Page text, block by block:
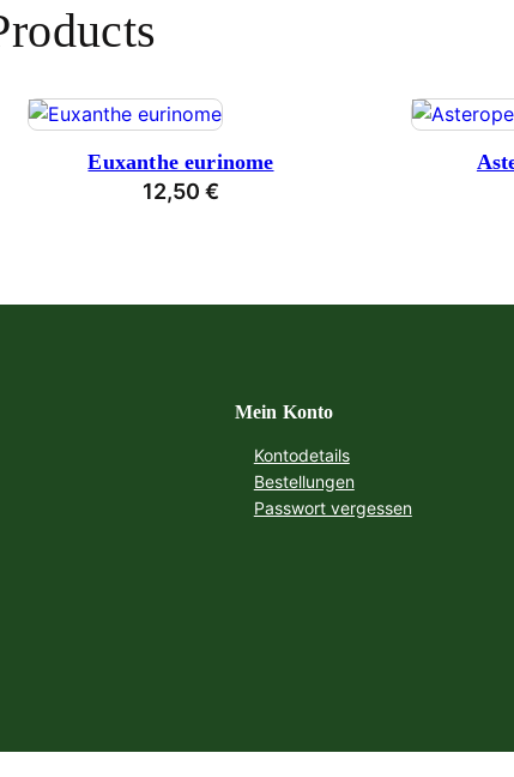
Euxanthe eurinome
12,50 €
Mein Konto
Kontodetails
Bestellungen
Passwort vergessen